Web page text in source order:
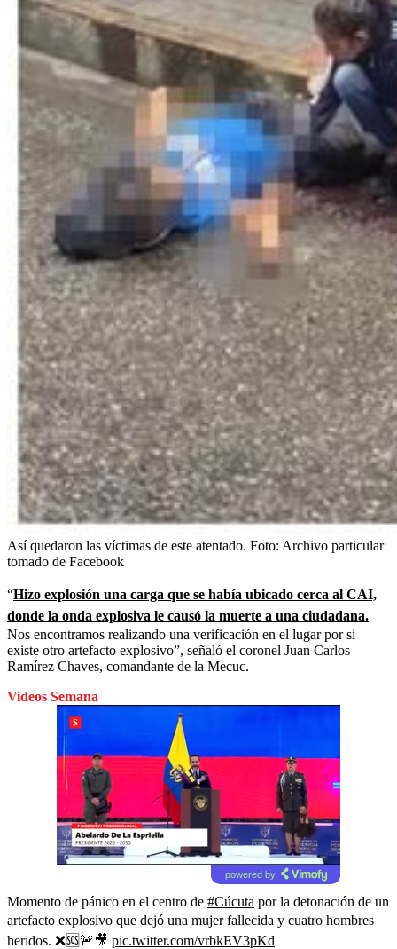
Así quedaron las víctimas de este atentado. Foto: Archivo particular
tomado de Facebook
“Hizo explosión una carga que se había ubicado cerca al CAI,
donde la onda explosiva le causó la muerte a una ciudadana.
Nos encontramos realizando una verificación en el lugar por si
existe otro artefacto explosivo”, señaló el coronel Juan Carlos
Ramírez Chaves, comandante de la Mecuc.
Videos Semana
powered by
Momento de pánico en el centro de #Cúcuta por la detonación de un
artefacto explosivo que dejó una mujer fallecida y cuatro hombres
heridos. ❌🆘🚨🎥 pic.twitter.com/vrbkEV3pKd